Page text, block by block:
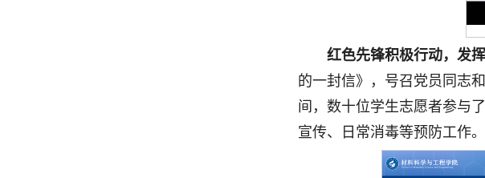
红色先锋积极行动，发
的一封信》，号召党员同志
间，数十位学生志愿者参与
宣传、日常消毒等预防工作